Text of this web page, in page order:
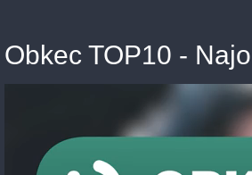
Obkec TOP10 -